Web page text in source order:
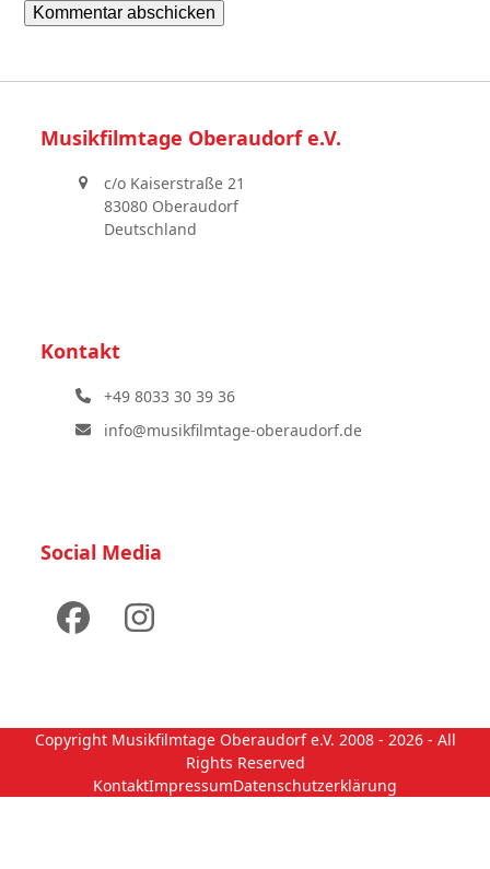
Musikfilmtage Oberaudorf e.V.
c/o Kaiserstraße 21
83080 Oberaudorf
Deutschland
Kontakt
+49 8033 30 39 36
info@musikfilmtage-oberaudorf.de
Social Media
FacebookInstagram
Copyright Musikfilmtage Oberaudorf e.V. 2008 - 2026 - All
Rights Reserved
KontaktImpressumDatenschutzerklärung